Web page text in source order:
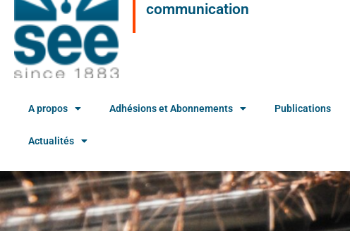
communication
A propos Adhésions et Abonnements Publications
Actualités